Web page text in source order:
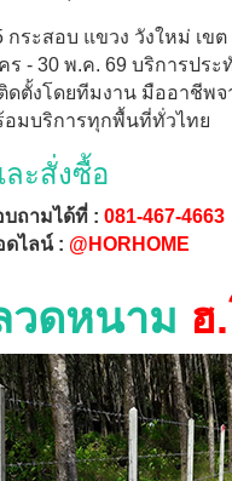
กระสอบ แขวง วังใหม่ เข
- 30 พ.ค. 69 บริการประ
ดตั้งโดยทีมงาน มืออาชีพจ
อมบริการทุกพื้นที่ทั่วไทย
ะสั่งซื้อ
ถามได้ที่ : 081-467-4663
ดไลน์ : @HORHOME
วดหนาม ฮ